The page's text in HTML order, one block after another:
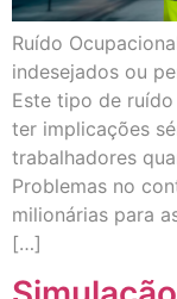
Ruído
indesejados ou
Este tipo de
ter implicações
trabalhadores
Problemas no
milionárias para
[…]